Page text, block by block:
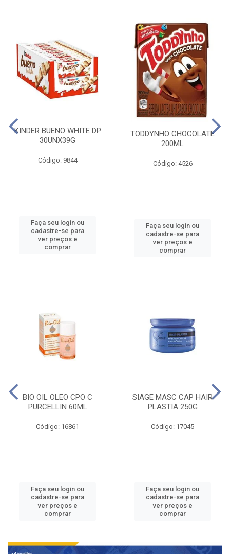
KINDER BUENO WHITE DP
30UNX39G
Código: 9844
Faça seu login ou
cadastre-se para
ver preços e
comprar
TODDYNHO CHOCOLATE
200ML
Código: 4526
Faça seu login ou
cadastre-se para
ver preços e
comprar
BIO OIL OLEO CPO C
PURCELLIN 60ML
Código: 16861
Faça seu login ou
cadastre-se para
ver preços e
comprar
SIAGE MASC CAP HAIR
PLASTIA 250G
Código: 17045
Faça seu login ou
cadastre-se para
ver preços e
comprar